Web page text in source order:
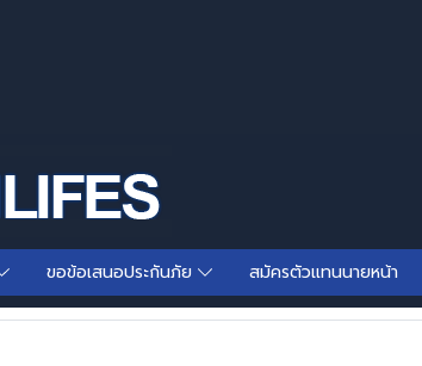
ขอข้อเสนอประกันภัย สมัครตัวแทนนายหน้า